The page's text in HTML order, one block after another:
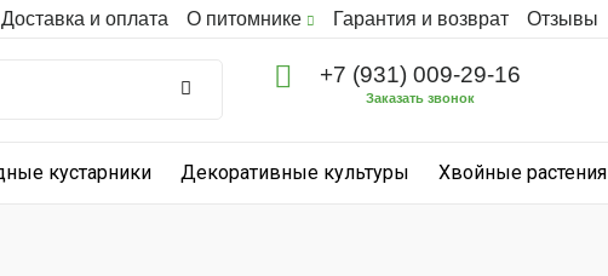
Доставка и оплата О питомнике Гарантия и возврат Отзывы
+7 (931) 009-29-16
Заказать звонок
кустарники Декоративные культуры Хвойные растения